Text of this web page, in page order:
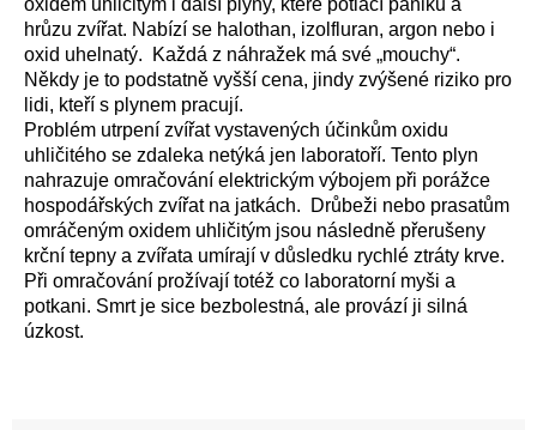
oxidem uhličitým i další plyny, které potlačí paniku a
hrůzu zvířat. Nabízí se halothan, izolfluran, argon nebo i
oxid uhelnatý. Každá z náhražek má své „mouchy“.
Někdy je to podstatně vyšší cena, jindy zvýšené riziko pro
lidi, kteří s plynem pracují.
Problém utrpení zvířat vystavených účinkům oxidu
uhličitého se zdaleka netýká jen laboratoří. Tento plyn
nahrazuje omračování elektrickým výbojem při porážce
hospodářských zvířat na jatkách. Drůbeži nebo prasatům
omráčeným oxidem uhličitým jsou následně přerušeny
krční tepny a zvířata umírají v důsledku rychlé ztráty krve.
Při omračování prožívají totéž co laboratorní myši a
potkani. Smrt je sice bezbolestná, ale provází ji silná
úzkost.